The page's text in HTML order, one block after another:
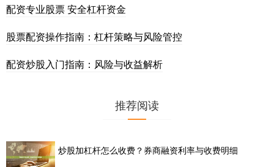
配资专业股票 安全杠杆资金
股票配资操作指南：杠杆策略与风险管控
配资炒股入门指南：风险与收益解析
推荐阅读
炒股加杠杆怎么收费？券商融资利率与收费明细